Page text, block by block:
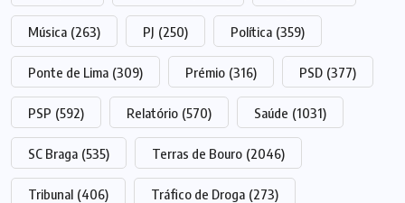
Música (263) PJ (250) Política (359)
Ponte de Lima (309) Prémio (316) PSD (377)
PSP (592) Relatório (570) Saúde (1031)
SC Braga (535) Terras de Bouro (2046)
Tribunal (406) Tráfico de Droga (273)